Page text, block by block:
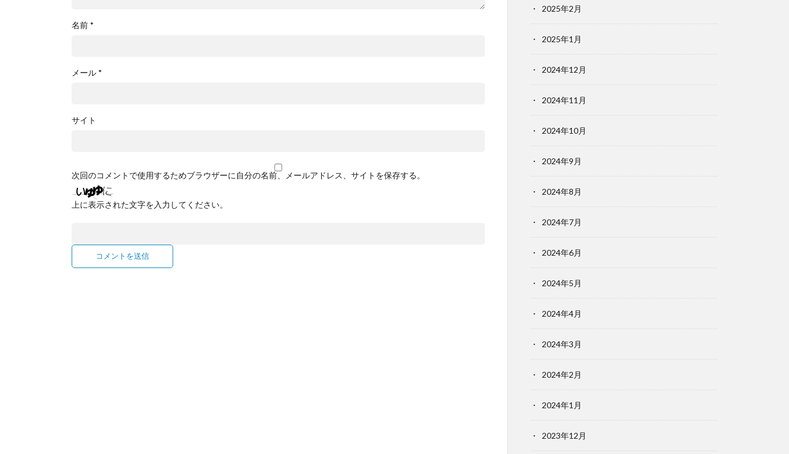
名前 *
メール *
サイト
次回のコメントで使用するためブラウザーに自分の名前、メールアドレス、サイトを保存する。
上に表示された文字を入力してください。
2025年2月
2025年1月
2024年12月
2024年11月
2024年10月
2024年9月
2024年8月
2024年7月
2024年6月
2024年5月
2024年4月
2024年3月
2024年2月
2024年1月
2023年12月